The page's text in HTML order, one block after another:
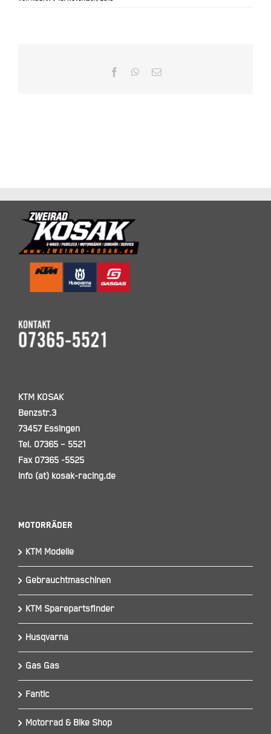
FacebookWhatsApp
E-
KTM KOSAK
Benzstr.3
73457 Essingen
Tel. 07365 – 5521
Fax 07365 -5525
info (at) kosak-racing.de
Motorräder
KTM Modelle
Gebrauchtmaschinen
KTM Sparepartsfinder
Husqvarna
Gas Gas
Fantic
Motorrad & Bike Shop